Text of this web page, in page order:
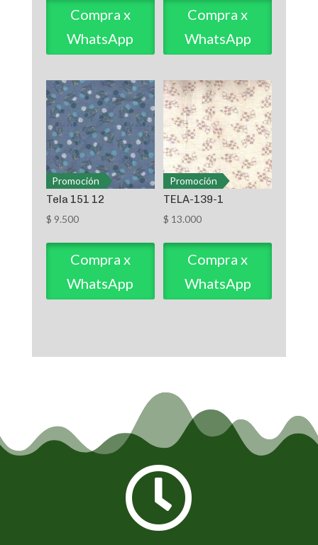
Compra x
WhatsApp
Compra x
WhatsApp
Promoción
Tela 151 12
$ 9.500
Compra x
WhatsApp
Promoción
TELA-139-1
$ 13.000
Compra x
WhatsApp
